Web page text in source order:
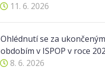
11. 6. 2026
Ohlédnutí se za
obdobím v ISPOP v roce
8. 6. 2026